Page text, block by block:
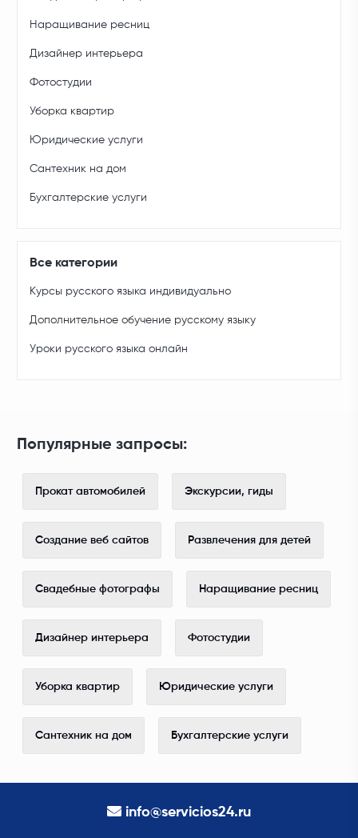
Наращивание ресниц
Дизайнер интерьера
Фотостудии
Уборка квартир
Юридические услуги
Сантехник на дом
Бухгалтерские услуги
Все категории
Курсы русского языка индивидуально
Дополнительное обучение русскому языку
Уроки русского языка онлайн
Популярные запросы:
Прокат автомобилей Экскурсии, гиды
Создание веб сайтов Развлечения для детей
Свадебные фотографы Наращивание ресниц
Дизайнер интерьера Фотостудии
Уборка квартир Юридические услуги
Сантехник на дом Бухгалтерские услуги
info@servicios24.ru